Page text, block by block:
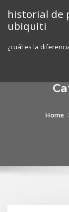
content
historial de
ubiquiti
¿cuál es la
Home